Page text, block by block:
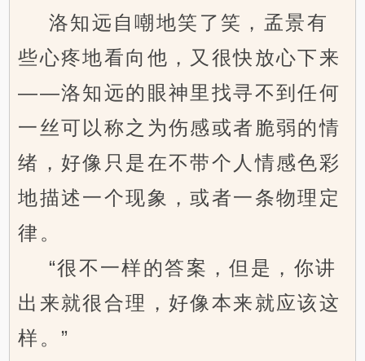
洛知远自嘲地笑了笑，孟景有
些心疼地看向他，又很快放心下来
——洛知远的眼神里找寻不到任何
一丝可以称之为伤感或者脆弱的情
绪，好像只是在不带个人情感色彩
地描述一个现象，或者一条物理定
律。
“很不一样的答案，但是，你讲
出来就很合理，好像本来就应该这
样。”